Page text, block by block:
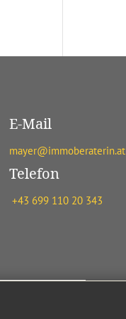
E-Mail
mayer@immoberaterin.at
Telefon
+43 699 110 20 343